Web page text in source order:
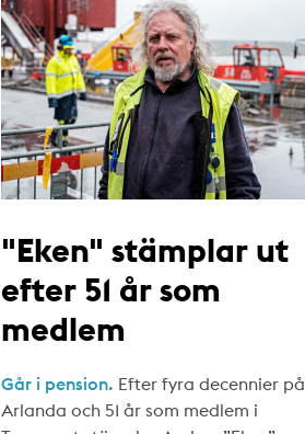
"Eken" stämplar ut
efter 51 år som
medlem
Går i pension. Efter fyra decennier på
Arlanda och 51 år som medlem i